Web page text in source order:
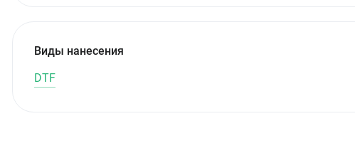
Виды нанесения
DTF